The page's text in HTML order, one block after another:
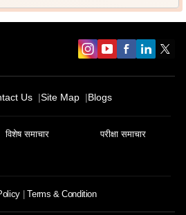
Us Site Map Blogs
विशेष समाचार परीक्षा समाचार
Terms & Condition